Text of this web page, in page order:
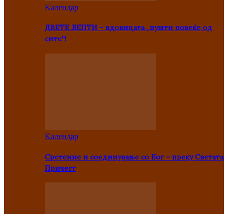
Kалендар
ДВЕТЕ ЛЕПТИ – вдовицата „пушти повеќе од
сите“!
Kалендар
Сретение и соединување со Бог – преку Светата
Причест